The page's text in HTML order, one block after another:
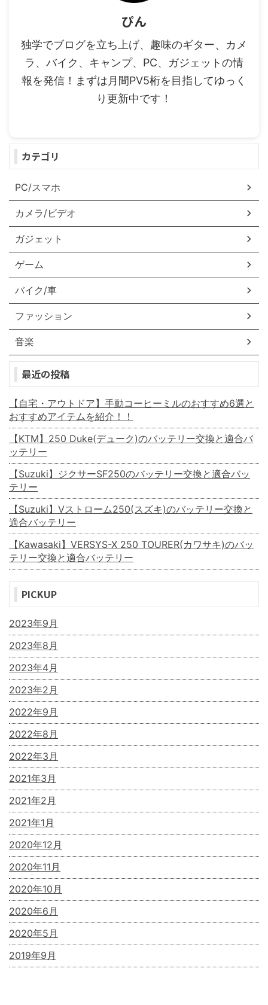
ぴん
独学でブログを立ち上げ、趣味のギター、カメ
ラ、バイク、キャンプ、PC、ガジェットの情
報を発信！まずは月間PV5桁を目指してゆっく
り更新中です！
カテゴリ
PC/スマホ
カメラ/ビデオ
ガジェット
ゲーム
バイク/車
ファッション
音楽
最近の投稿
【自宅・アウトドア】手動コーヒーミルのおすすめ6選と
おすすめアイテムを紹介！！
【KTM】250 Duke(デューク)のバッテリー交換と適合バ
ッテリー
【Suzuki】ジクサーSF250のバッテリー交換と適合バッ
テリー
【Suzuki】Vストローム250(スズキ)のバッテリー交換と
適合バッテリー
【Kawasaki】VERSYS-X 250 TOURER(カワサキ)のバッ
テリー交換と適合バッテリー
PICKUP
2023年9月
2023年8月
2023年4月
2023年2月
2022年9月
2022年8月
2022年3月
2021年3月
2021年2月
2021年1月
2020年12月
2020年11月
2020年10月
2020年6月
2020年5月
2019年9月